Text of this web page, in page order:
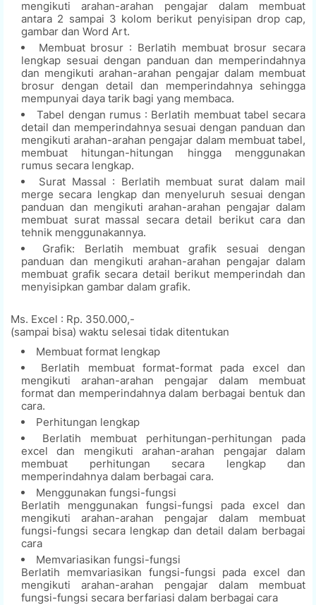
mengikuti arahan-arahan pengajar dalam membuat
antara 2 sampai 3 kolom berikut penyisipan drop cap,
gambar dan Word Art.
Membuat brosur : Berlatih membuat brosur secara
lengkap sesuai dengan panduan dan memperindahnya
dan mengikuti arahan-arahan pengajar dalam membuat
brosur dengan detail dan memperindahnya sehingga
mempunyai daya tarik bagi yang membaca.
Tabel dengan rumus : Berlatih membuat tabel secara
detail dan memperindahnya sesuai dengan panduan dan
mengikuti arahan-arahan pengajar dalam membuat tabel,
membuat hitungan-hitungan hingga menggunakan
rumus secara lengkap.
Surat Massal : Berlatih membuat surat dalam mail
merge secara lengkap dan menyeluruh sesuai dengan
panduan dan mengikuti arahan-arahan pengajar dalam
membuat surat massal secara detail berikut cara dan
tehnik menggunakannya.
Grafik: Berlatih membuat grafik sesuai dengan
panduan dan mengikuti arahan-arahan pengajar dalam
membuat grafik secara detail berikut memperindah dan
menyisipkan gambar dalam grafik.
Ms. Excel : Rp. 350.000,-
(sampai bisa) waktu selesai tidak ditentukan
Membuat format lengkap
Berlatih membuat format-format pada excel dan
mengikuti arahan-arahan pengajar dalam membuat
format dan memperindahnya dalam berbagai bentuk dan
cara.
Perhitungan lengkap
Berlatih membuat perhitungan-perhitungan pada
excel dan mengikuti arahan-arahan pengajar dalam
membuat perhitungan secara lengkap dan
memperindahnya dalam berbagai cara.
Menggunakan fungsi-fungsi
Berlatih menggunakan fungsi-fungsi pada excel dan
mengikuti arahan-arahan pengajar dalam membuat
fungsi-fungsi secara lengkap dan detail dalam berbagai
cara
Memvariasikan fungsi-fungsi
Berlatih memvariasikan fungsi-fungsi pada excel dan
mengikuti arahan-arahan pengajar dalam membuat
fungsi-fungsi secara berfariasi dalam berbagai cara